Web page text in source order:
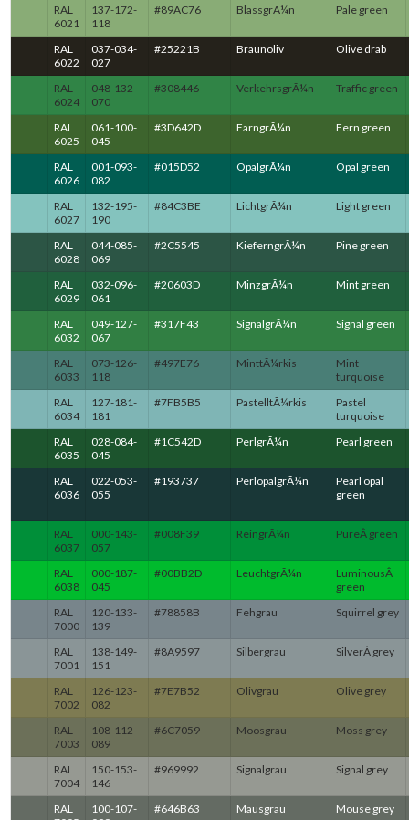
RAL
6021
137-172-
118
#89AC76 BlassgrÃ¼n Pale green
RAL
6022
037-034-
027
#25221B Braunoliv Olive drab
RAL
6024
048-132-
070
#308446 VerkehrsgrÃ¼n Traffic green
RAL
6025
061-100-
045
#3D642D FarngrÃ¼n Fern green
RAL
6026
001-093-
082
#015D52 OpalgrÃ¼n Opal green
RAL
6027
132-195-
190
#84C3BE LichtgrÃ¼n Light green
RAL
6028
044-085-
069
#2C5545 KieferngrÃ¼n Pine green
RAL
6029
032-096-
061
#20603D MinzgrÃ¼n Mint green
RAL
6032
049-127-
067
#317F43 SignalgrÃ¼n Signal green
RAL
6033
073-126-
118
#497E76 MinttÃ¼rkis
Mint
turquoise
RAL
6034
127-181-
181
#7FB5B5 PastelltÃ¼rkis
Pastel
turquoise
RAL
6035
028-084-
045
#1C542D PerlgrÃ¼n Pearl green
RAL
6036
022-053-
055
#193737 PerlopalgrÃ¼n
Pearl opal
green
RAL
6037
000-143-
057
#008F39 ReingrÃ¼n PureÂ green
RAL
6038
000-187-
045
#00BB2D LeuchtgrÃ¼n
LuminousÂ
green
RAL
7000
120-133-
139
#78858B Fehgrau Squirrel grey
RAL
7001
138-149-
151
#8A9597 Silbergrau SilverÂ grey
RAL
7002
126-123-
082
#7E7B52 Olivgrau Olive grey
RAL
7003
108-112-
089
#6C7059 Moosgrau Moss grey
RAL
7004
150-153-
146
#969992 Signalgrau Signal grey
RAL
100-107-
#646B63 Mausgrau Mouse grey